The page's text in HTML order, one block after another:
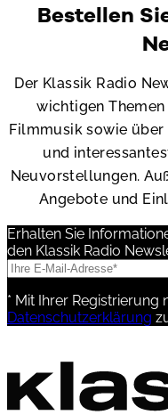
Bestellen
Der Klassik Radio
wichtigen
Filmmusik sowie
und
Neuvorstellungen.
Angebote und
Erhalten Sie
den Klassik Radio
* Mit Ihrer Registrierung
Datenschutzerklärung